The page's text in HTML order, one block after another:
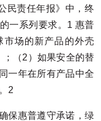
民责任年报》中，终
一系列要求。1 惠普
市场的新产品的外壳
（2）如果安全的替
一年在所有产品中全
2
保惠普遵守承诺，绿